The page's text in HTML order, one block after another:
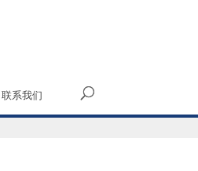
联系我们